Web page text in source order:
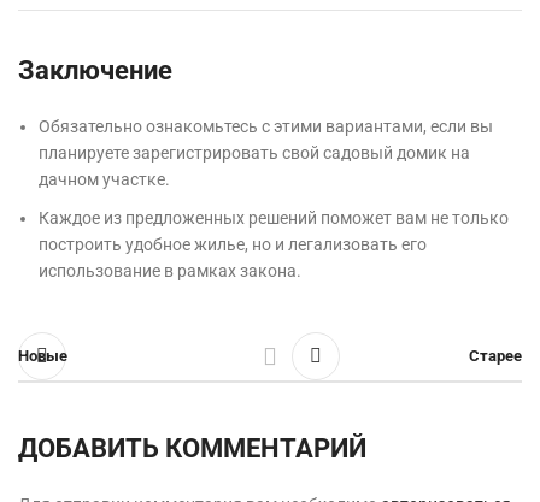
Заключение
Обязательно ознакомьтесь с этими вариантами, если вы
планируете зарегистрировать свой садовый домик на
дачном участке.
Каждое из предложенных решений поможет вам не только
построить удобное жилье, но и легализовать его
использование в рамках закона.
Новые Старее
ДОБАВИТЬ КОММЕНТАРИЙ